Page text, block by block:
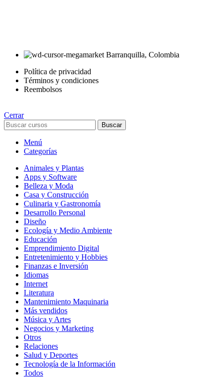
Barranquilla, Colombia
Política de privacidad
Términos y condiciones
Reembolsos
Cerrar
Buscar
Menú
Categorías
Animales y Plantas
Apps y Software
Belleza y Moda
Casa y Construcción
Culinaria y Gastronomía
Desarrollo Personal
Diseño
Ecología y Medio Ambiente
Educación
Emprendimiento Digital
Entretenimiento y Hobbies
Finanzas e Inversión
Idiomas
Internet
Literatura
Mantenimiento Maquinaria
Más vendidos
Música y Artes
Negocios y Marketing
Otros
Relaciones
Salud y Deportes
Tecnología de la Información
Todos